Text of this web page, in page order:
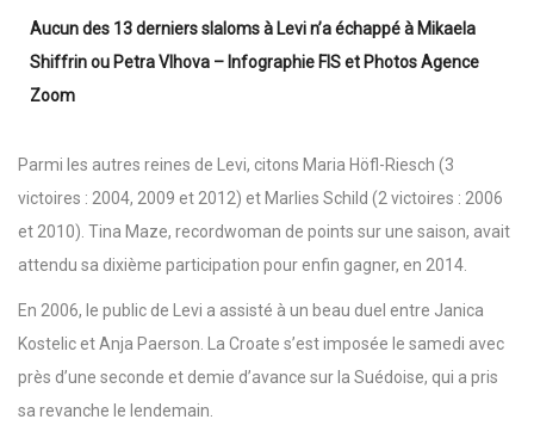
Aucun des 13 derniers slaloms à Levi n’a échappé à Mikaela
Shiffrin ou Petra Vlhova – Infographie FIS et Photos Agence
Zoom
Parmi les autres reines de Levi, citons Maria Höfl-Riesch (3
victoires : 2004, 2009 et 2012) et Marlies Schild (2 victoires : 2006
et 2010). Tina Maze, recordwoman de points sur une saison, avait
attendu sa dixième participation pour enfin gagner, en 2014.
En 2006, le public de Levi a assisté à un beau duel entre Janica
Kostelic et Anja Paerson. La Croate s’est imposée le samedi avec
près d’une seconde et demie d’avance sur la Suédoise, qui a pris
sa revanche le lendemain.